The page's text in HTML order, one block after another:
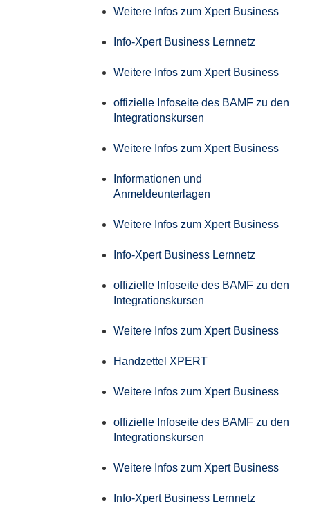
Weitere Infos zum Xpert Business
Info-Xpert Business Lernnetz
Weitere Infos zum Xpert Business
offizielle Infoseite des BAMF zu den
Integrationskursen
Weitere Infos zum Xpert Business
Informationen und
Anmeldeunterlagen
Weitere Infos zum Xpert Business
Info-Xpert Business Lernnetz
offizielle Infoseite des BAMF zu den
Integrationskursen
Weitere Infos zum Xpert Business
Handzettel XPERT
Weitere Infos zum Xpert Business
offizielle Infoseite des BAMF zu den
Integrationskursen
Weitere Infos zum Xpert Business
Info-Xpert Business Lernnetz